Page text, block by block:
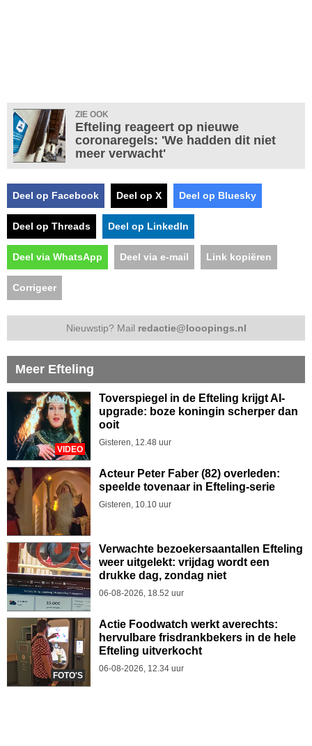
ZIE OOK
Efteling reageert op nieuwe
coronaregels: 'We hadden dit niet
meer verwacht'
Deel op Facebook Deel op X Deel op Bluesky
Deel op Threads Deel op LinkedIn
Deel via WhatsApp Deel via e-mail Link kopiëren
Corrigeer
Nieuwstip? Mail redactie@looopings.nl
Meer Efteling
VIDEO
Toverspiegel in de Efteling krijgt AI-
upgrade: boze koningin scherper dan
ooit
Gisteren, 12.48 uur
Acteur Peter Faber (82) overleden:
speelde tovenaar in Efteling-serie
Gisteren, 10.10 uur
Verwachte bezoekersaantallen Efteling
weer uitgelekt: vrijdag wordt een
drukke dag, zondag niet
06-08-2026, 18.52 uur
FOTO'S
Actie Foodwatch werkt averechts:
hervulbare frisdrankbekers in de hele
Efteling uitverkocht
06-08-2026, 12.34 uur